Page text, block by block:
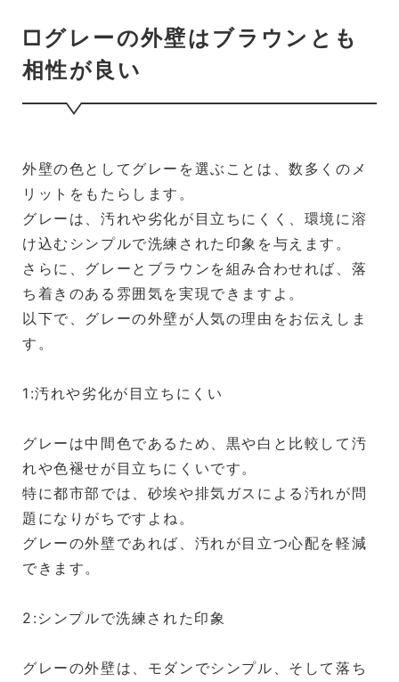
□グレーの外壁はブラウンとも
相性が良い
外壁の色としてグレーを選ぶことは、数多くのメ
リットをもたらします。
グレーは、汚れや劣化が目立ちにくく、環境に溶
け込むシンプルで洗練された印象を与えます。
さらに、グレーとブラウンを組み合わせれば、落
ち着きのある雰囲気を実現できますよ。
以下で、グレーの外壁が人気の理由をお伝えしま
す。
1:汚れや劣化が目立ちにくい
グレーは中間色であるため、黒や白と比較して汚
れや色褪せが目立ちにくいです。
特に都市部では、砂埃や排気ガスによる汚れが問
題になりがちですよね。
グレーの外壁であれば、汚れが目立つ心配を軽減
できます。
2:シンプルで洗練された印象
グレーの外壁は、モダンでシンプル、そして落ち